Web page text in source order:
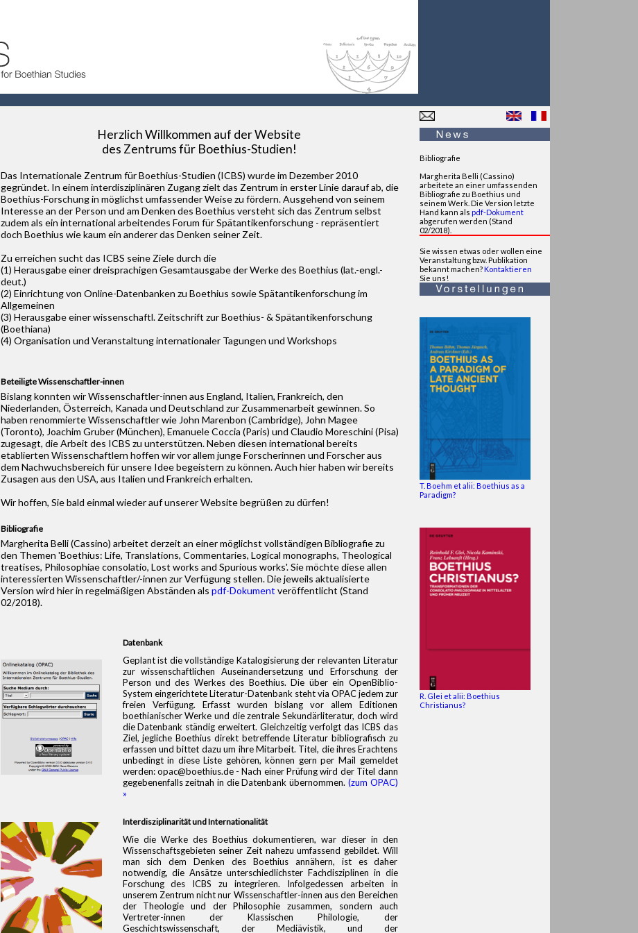
Bibliografie
Margherita Belli (Cassino)
arbeitete an einer umfassenden
Bibliografie zu Boethius und
seinem Werk. Die Version letzte
Hand kann als pdf-Dokument
abgerufen werden (Stand
02/2018).
Sie wissen etwas oder wollen eine
Veranstaltung bzw. Publikation
bekannt machen? Kontaktieren
Sie uns!
T. Boehm et alii: Boethius as a
Paradigm?
R. Glei et alii: Boethius
Christianus?
Herzlich Willkommen auf der Website
des Zentrums für Boethius-Studien!
Das Internationale Zentrum für Boethius-Studien (ICBS) wurde im Dezember 2010
gegründet. In einem interdisziplinären Zugang zielt das Zentrum in erster Linie darauf ab, die
Boethius-Forschung in möglichst umfassender Weise zu fördern. Ausgehend von seinem
Interesse an der Person und am Denken des Boethius versteht sich das Zentrum selbst
zudem als ein international arbeitendes Forum für Spätantikenforschung - repräsentiert
doch Boethius wie kaum ein anderer das Denken seiner Zeit.
Zu erreichen sucht das ICBS seine Ziele durch die
(1) Herausgabe einer dreisprachigen Gesamtausgabe der Werke des Boethius (lat.-engl.-
deut.)
(2) Einrichtung von Online-Datenbanken zu Boethius sowie Spätantikenforschung im
Allgemeinen
(3) Herausgabe einer wissenschaftl. Zeitschrift zur Boethius- & Spätantikenforschung
(Boethiana)
(4) Organisation und Veranstaltung internationaler Tagungen und Workshops
Beteiligte Wissenschaftler-innen
Bislang konnten wir Wissenschaftler-innen aus England, Italien, Frankreich, den
Niederlanden, Österreich, Kanada und Deutschland zur Zusammenarbeit gewinnen. So
haben renommierte Wissenschaftler wie John Marenbon (Cambridge), John Magee
(Toronto), Joachim Gruber (München), Emanuele Coccia (Paris) und Claudio Moreschini (Pisa)
zugesagt, die Arbeit des ICBS zu unterstützen. Neben diesen international bereits
etablierten Wissenschaftlern hoffen wir vor allem junge Forscherinnen und Forscher aus
dem Nachwuchsbereich für unsere Idee begeistern zu können. Auch hier haben wir bereits
Zusagen aus den USA, aus Italien und Frankreich erhalten.
Wir hoffen, Sie bald einmal wieder auf unserer Website begrüßen zu dürfen!
Bibliografie
Margherita Belli (Cassino) arbeitet derzeit an einer möglichst vollständigen Bibliografie zu
den Themen 'Boethius: Life, Translations, Commentaries, Logical monographs, Theological
treatises, Philosophiae consolatio, Lost works and Spurious works'. Sie möchte diese allen
interessierten Wissenschaftler/-innen zur Verfügung stellen. Die jeweils aktualisierte
Version wird hier in regelmäßigen Abständen als pdf-Dokument veröffentlicht (Stand
02/2018).
Datenbank
Geplant ist die vollständige Katalogisierung der relevanten Literatur
zur wissenschaftlichen Auseinandersetzung und Erforschung der
Person und des Werkes des Boethius. Die über ein OpenBiblio-
System eingerichtete Literatur-Datenbank steht via OPAC jedem zur
freien Verfügung. Erfasst wurden bislang vor allem Editionen
boethianischer Werke und die zentrale Sekundärliteratur, doch wird
die Datenbank ständig erweitert. Gleichzeitig verfolgt das ICBS das
Ziel, jegliche Boethius direkt betreffende Literatur bibliografisch zu
erfassen und bittet dazu um ihre Mitarbeit. Titel, die ihres Erachtens
unbedingt in diese Liste gehören, können gern per Mail gemeldet
werden: opac@boethius.de - Nach einer Prüfung wird der Titel dann
gegebenenfalls zeitnah in die Datenbank übernommen. (zum OPAC)
»
Interdisziplinarität und Internationalität
Wie die Werke des Boethius dokumentieren, war dieser in den
Wissenschaftsgebieten seiner Zeit nahezu umfassend gebildet. Will
man sich dem Denken des Boethius annähern, ist es daher
notwendig, die Ansätze unterschiedlichster Fachdisziplinen in die
Forschung des ICBS zu integrieren. Infolgedessen arbeiten in
unserem Zentrum nicht nur Wissenschaftler-innen aus den Bereichen
der Theologie und der Philosophie zusammen, sondern auch
Vertreter-innen der Klassischen Philologie, der
Geschichtswissenschaft, der Mediävistik, und der